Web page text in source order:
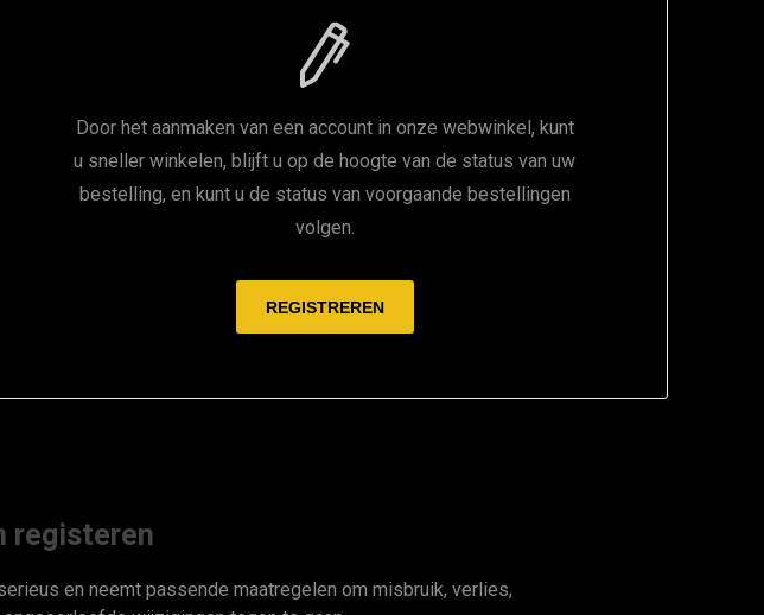
Door het aanmaken van een account in onze webwinkel, kunt
u sneller winkelen, blijft u op de hoogte van de status van uw
bestelling, en kunt u de status van voorgaande bestellingen
volgen.
registeren
en neemt passende maatregelen om misbruik, verlies,